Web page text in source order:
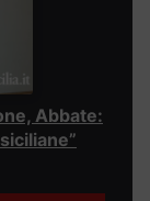
Abbate: